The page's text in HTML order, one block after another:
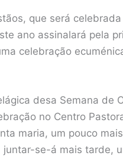
que será
ano assinalará pela
celebração
desa Semana de
no Centro
maria, um pouco
se-á mais tarde,